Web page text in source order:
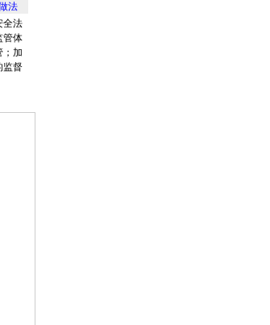
法
全法
管体
；加
监督